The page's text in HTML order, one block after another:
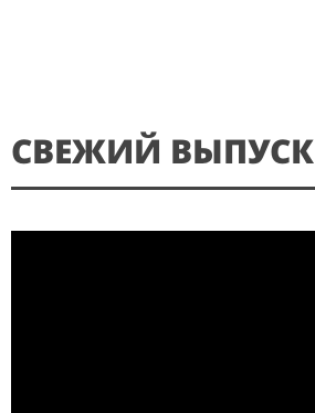
СВЕЖИЙ ВЫПУСК